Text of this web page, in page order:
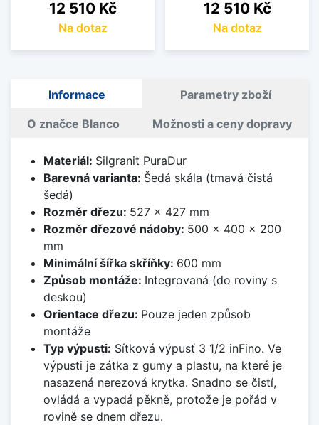
Cena
12 510 Kč
Na dotaz
Cena
12 510 Kč
Na dotaz
Informace Parametry zboží
O značce Blanco Možnosti a ceny dopravy
Materiál: Silgranit PuraDur
Barevná varianta: Šedá skála (tmavá čistá
šedá)
Rozměr dřezu: 527 x 427 mm
Rozměr dřezové nádoby: 500 x 400 x 200
mm
Minimální šířka skříňky: 600 mm
Způsob montáže: Integrovaná (do roviny s
deskou)
Orientace dřezu: Pouze jeden způsob
montáže
Typ výpusti: Sítková výpusť 3 1/2 inFino. Ve
výpusti je zátka z gumy a plastu, na které je
nasazená nerezová krytka. Snadno se čistí,
ovládá a vypadá pěkně, protože je pořád v
rovině se dnem dřezu.